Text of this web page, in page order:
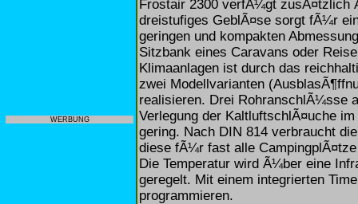
WERBUNG
Frostair 2300 verfÃ¼gt zusÃ¤tzlich
dreistufiges GeblÃ¤se sorgt fÃ¼r
geringen und kompakten
Sitzbank eines Caravans oder
Klimaanlagen ist durch das
zwei Modellvarianten
realisieren. Drei RohranschlÃ¼sse
Verlegung der KaltluftschlÃ¤uche
gering. Nach DIN 814 verbraucht
diese fÃ¼r fast alle
Die Temperatur wird Ã¼ber eine
geregelt. Mit einem integrierten
programmieren.